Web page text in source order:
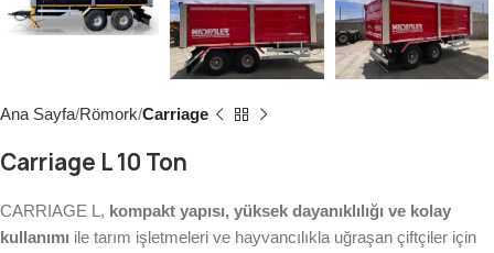
Ana Sayfa Römork Carriage
Carriage L 10 Ton
CARRIAGE L, kompakt yapısı, yüksek dayanıklılığı ve kolay
kullanımı ile tarım işletmeleri ve hayvancılıkla uğraşan çiftçiler için